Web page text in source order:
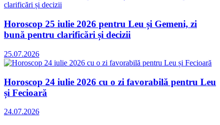
Horoscop 25 iulie 2026 pentru Leu și Gemeni, zi
bună pentru clarificări și decizii
25.07.2026
Horoscop 24 iulie 2026 cu o zi favorabilă pentru Leu
și Fecioară
24.07.2026